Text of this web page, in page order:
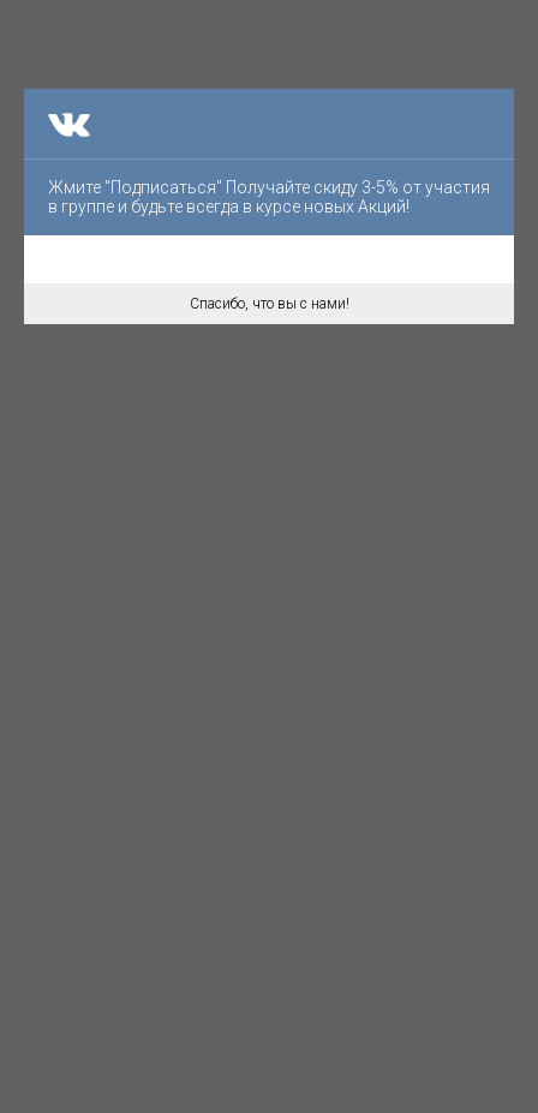
Жмите "Подписаться" Получайте скиду 3-5% от участия
в группе и будьте всегда в курсе новых Акций!
Спасибо, что вы с нами!